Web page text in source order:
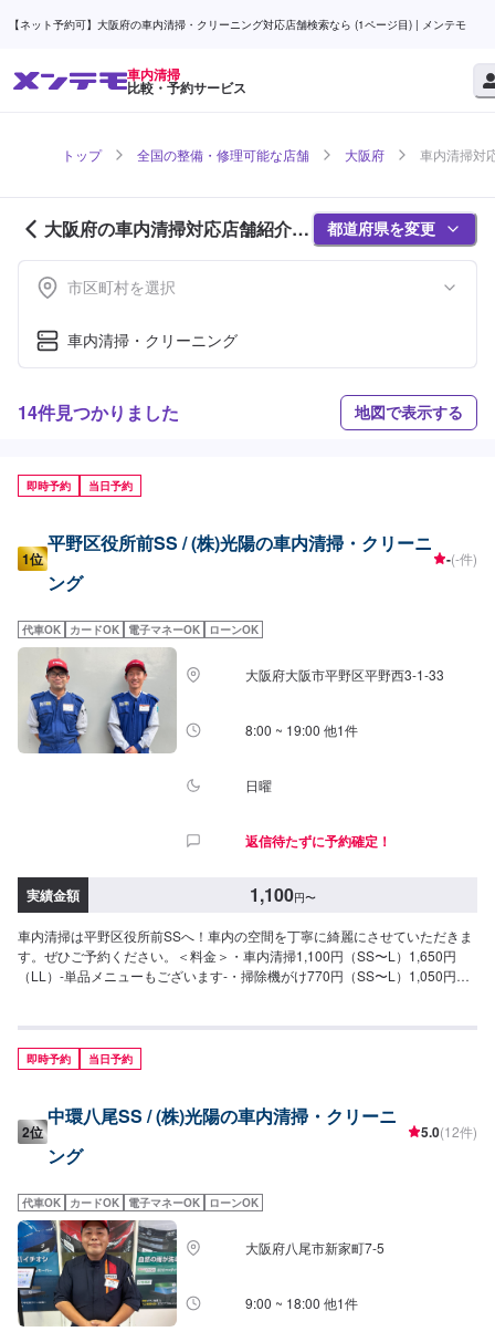
【ネット予約可】大阪府の車内清掃・クリーニング対応店舗検索なら (1ページ目) | メンテモ
車内清掃
比較・予約サービス
トップ 全国の整備・修理可能な店舗 大阪府 車内清掃対
大阪府の車内清掃対応店舗紹介 (1
ページ目)
都道府県を変更
市区町村を選択
車内清掃・クリーニング
14件見つかりました 地図で表示する
即時予約 当日予約
1位
平野区役所前SS / (株)光陽の車内清掃・クリーニ
ング
-(-件)
代車OK カードOK 電子マネーOK ローンOK
大阪府大阪市平野区平野西3-1-33
8:00 ~ 19:00 他1件
日曜
返信待たずに予約確定！
実績金額 1,100円〜
車内清掃は平野区役所前SSへ！車内の空間を丁寧に綺麗にさせていただきま
す。ぜひご予約ください。＜料金＞・車内清掃1,100円（SS〜L）1,650円
（LL）-単品メニューもございます-・掃除機がけ770円（SS〜L）1,050円
即時予約 当日予約
2位
中環八尾SS / (株)光陽の車内清掃・クリーニ
ング
5.0(12件)
代車OK カードOK 電子マネーOK ローンOK
大阪府八尾市新家町7-5
9:00 ~ 18:00 他1件